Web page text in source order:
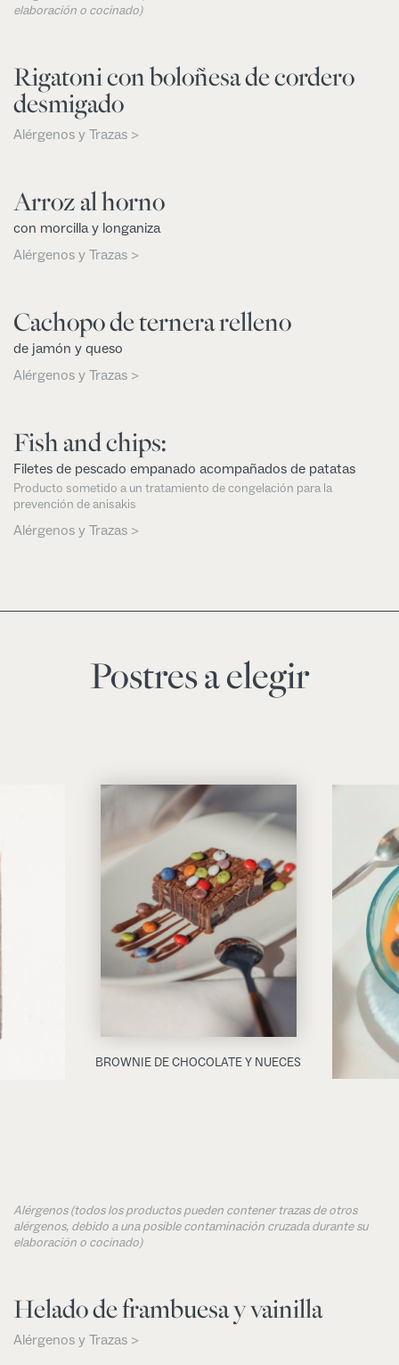
elaboración o cocinado)
Rigatoni con boloñesa de cordero
desmigado
Alérgenos y Trazas >
Arroz al horno
con morcilla y longaniza
Alérgenos y Trazas >
Cachopo de ternera relleno
de jamón y queso
Alérgenos y Trazas >
Fish and chips:
Filetes de pescado empanado acompañados de patatas
Producto sometido a un tratamiento de congelación para la
prevención de anisakis
Alérgenos y Trazas >
Postres a elegir
BROWNIE DE CHOCOLATE Y NUECES
Alérgenos (todos los productos pueden contener trazas de otros
alérgenos, debido a una posible contaminación cruzada durante su
elaboración o cocinado)
Helado de frambuesa y vainilla
Alérgenos y Trazas >